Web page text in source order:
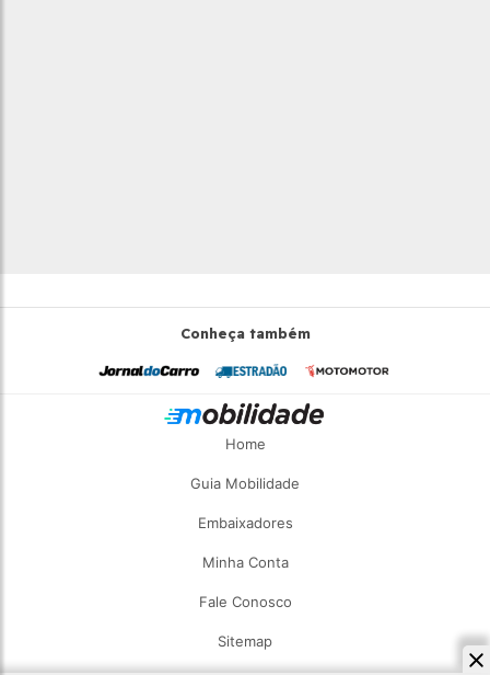
Conheça também
Home
Guia Mobilidade
Embaixadores
Minha Conta
Fale Conosco
Sitemap